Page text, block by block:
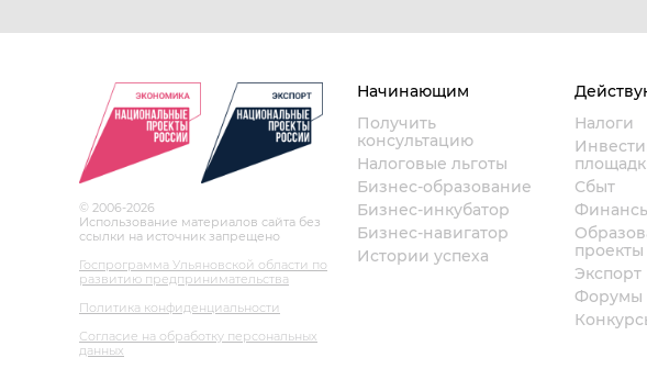
© 2006-2026
Использование материалов сайта без
ссылки на источник запрещено
Госпрограмма Ульяновской области по
развитию предпринимательства
Политика конфиденциальности
Согласие на обработку персональных
данных
Начинающим
Получить
консультацию
Налоговые льготы
Бизнес-образование
Бизнес-инкубатор
Бизнес-навигатор
Истории успеха
Налоги
Сбыт
проекты
Экспорт
Форумы